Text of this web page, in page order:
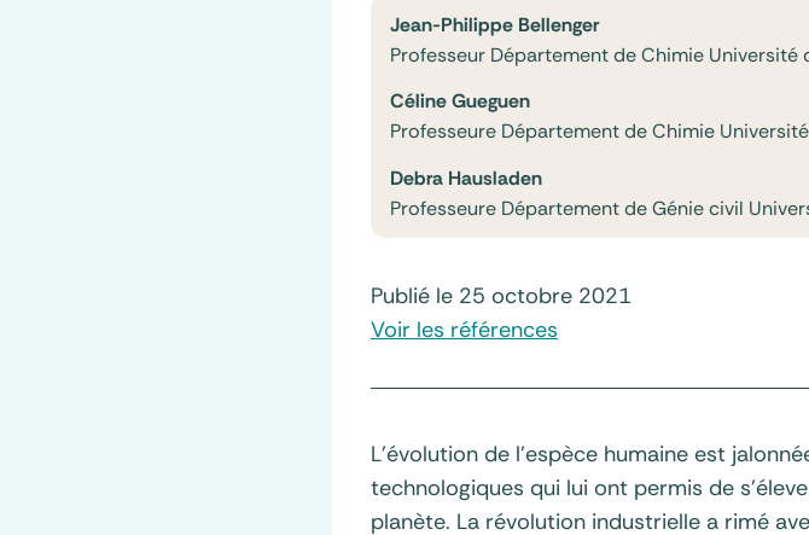
Jean-Philippe Bellenger
Professeur Département de Chimie Université
Céline Gueguen
Professeure Département de Chimie
Debra Hausladen
Professeure Département de Génie civil
Publié le 25 octobre 2021
Voir les références
L’évolution de l’espèce humaine est
technologiques qui lui ont permis de
planète. La révolution industrielle a rimé